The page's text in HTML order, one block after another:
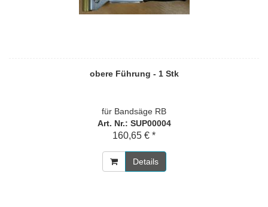
obere Führung - 1 Stk
für Bandsäge RB
Art. Nr.: SUP00004
160,65 € *
Details